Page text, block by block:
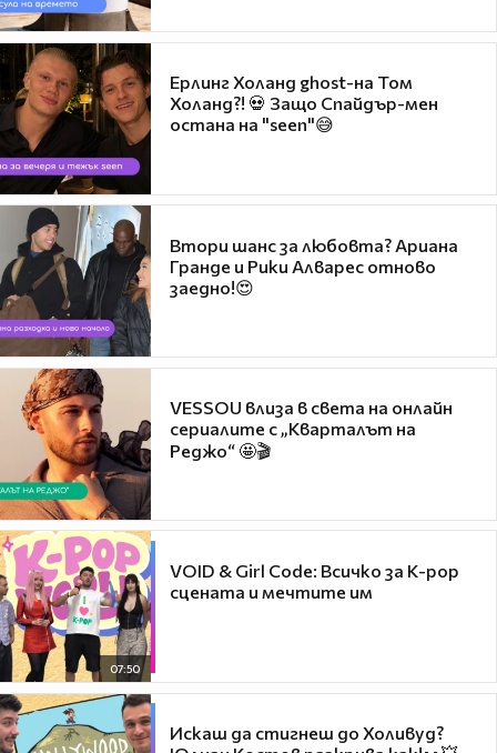
Ерлинг Холанд ghost-на Том
Холанд?! 💀 Защо Спайдър-мен
остана на "seen"😅
Втори шанс за любовта? Ариана
Гранде и Рики Алварес отново
заедно!😍
VESSOU влиза в света на онлайн
сериалите с „Кварталът на
Реджо“ 🤩🎬
07:50
VOID & Girl Code: Всичко за K-pop
сцената и мечтите им
Искаш да стигнеш до Холивуд?